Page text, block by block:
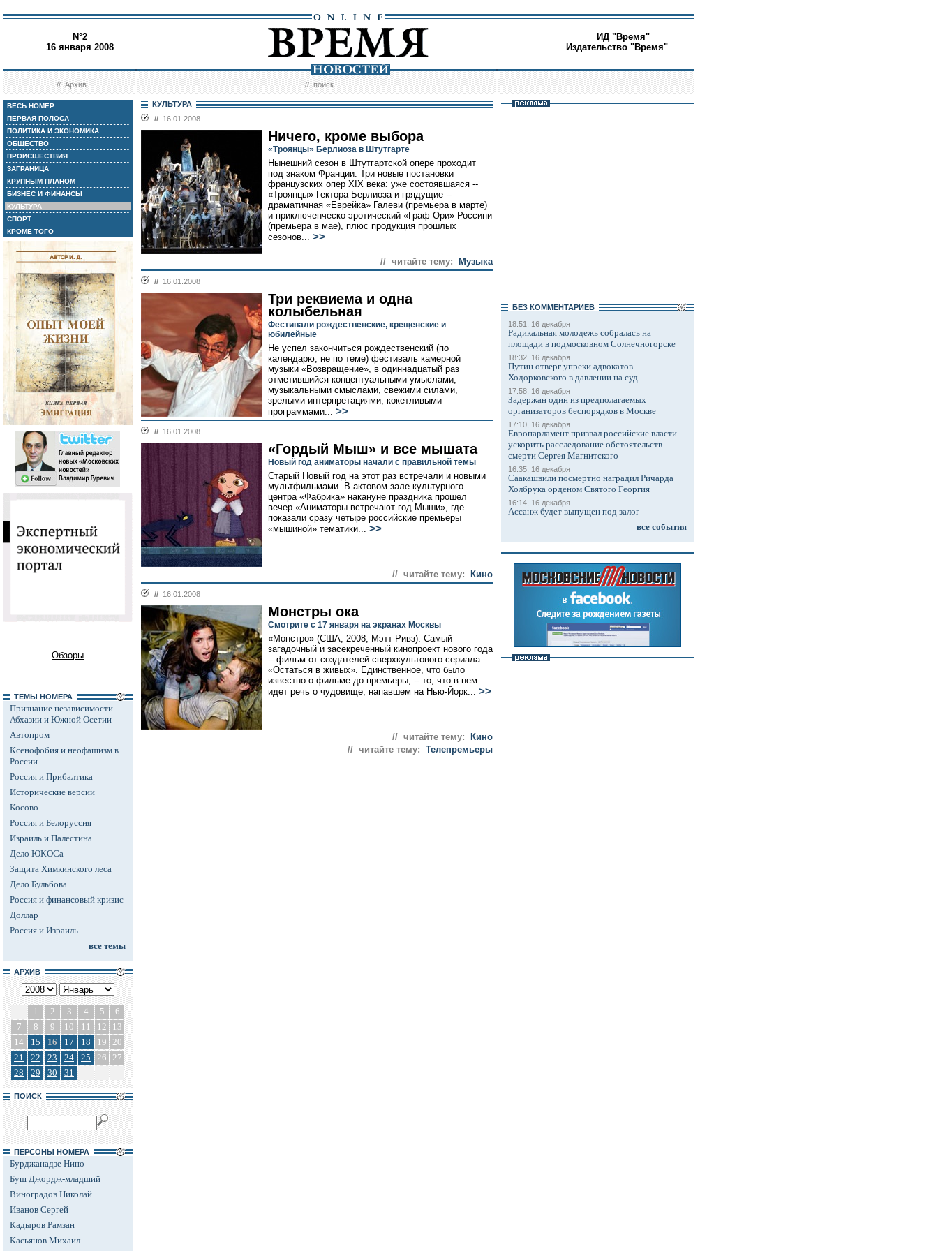
N°2
16 января 2008
ИД "Время"
Издательство "Время"
//Архив //поиск
ВЕСЬ НОМЕР
ПЕРВАЯ ПОЛОСА
ПОЛИТИКА И ЭКОНОМИКА
ОБЩЕСТВО
ПРОИСШЕСТВИЯ
ЗАГРАНИЦА
КРУПНЫМ ПЛАНОМ
БИЗНЕС И ФИНАНСЫ
КУЛЬТУРА
СПОРТ
КРОМЕ ТОГО
Обзоры
ТЕМЫ НОМЕРА
Признание независимости
Абхазии и Южной Осетии
Автопром
Ксенофобия и неофашизм в
России
Россия и Прибалтика
Исторические версии
Косово
Россия и Белоруссия
Израиль и Палестина
Дело ЮКОСа
Защита Химкинского леса
Дело Бульбова
Россия и финансовый кризис
Доллар
Россия и Израиль
все темы
АРХИВ
1 2 3 4 5
6
7
8 9 10 11 12
13
14
15 16 17 18 19 20
21
22 23 24 25 26 27
28
29 30 31
ПОИСК
ПЕРСОНЫ НОМЕРА
Бурджанадзе Нино
Буш Джордж-младший
Виноградов Николай
Иванов Сергей
Кадыров Рамзан
Касьянов Михаил
КУЛЬТУРА
// 16.01.2008
Ничего, кроме выбора
«Троянцы» Берлиоза в Штутгарте
Нынешний сезон в Штутгартской опере проходит
под знаком Франции. Три новые постановки
французских опер XIX века: уже состоявшаяся --
«Троянцы» Гектора Берлиоза и грядущие --
драматичная «Еврейка» Галеви (премьера в марте)
и приключенческо-эротический «Граф Ори» Россини
(премьера в мае), плюс продукция прошлых
сезонов... >>
// читайте тему: Музыка
// 16.01.2008
Три реквиема и одна
колыбельная
Фестивали рождественские, крещенские и
юбилейные
Не успел закончиться рождественский (по
календарю, не по теме) фестиваль камерной
музыки «Возвращение», в одиннадцатый раз
отметившийся концептуальными умыслами,
музыкальными смыслами, свежими силами,
зрелыми интерпретациями, кокетливыми
программами... >>
// 16.01.2008
«Гордый Мыш» и все мышата
Новый год аниматоры начали с правильной темы
Старый Новый год на этот раз встречали и новыми
мультфильмами. В актовом зале культурного
центра «Фабрика» накануне праздника прошел
вечер «Аниматоры встречают год Мыши», где
показали сразу четыре российские премьеры
«мышиной» тематики... >>
// читайте тему: Кино
// 16.01.2008
Монстры ока
Смотрите с 17 января на экранах Москвы
«Монстро» (США, 2008, Мэтт Ривз). Самый
загадочный и засекреченный кинопроект нового года
-- фильм от создателей сверхкультового сериала
«Остаться в живых». Единственное, что было
известно о фильме до премьеры, -- то, что в нем
идет речь о чудовище, напавшем на Нью-Йорк... >>
// читайте тему:
Кино
// читайте тему: Телепремьеры
БЕЗ КОМMЕНТАРИЕВ
18:51, 16 декабря
Радикальная молодежь собралась на
площади в подмосковном Солнечногорске
18:32, 16 декабря
Путин отверг упреки адвокатов
Ходорковского в давлении на суд
17:58, 16 декабря
Задержан один из предполагаемых
организаторов беспорядков в Москве
17:10, 16 декабря
Европарламент призвал российские власти
ускорить расследование обстоятельств
смерти Сергея Магнитского
16:35, 16 декабря
Саакашвили посмертно наградил Ричарда
Холбрука орденом Святого Георгия
16:14, 16 декабря
Ассанж будет выпущен под залог
все события